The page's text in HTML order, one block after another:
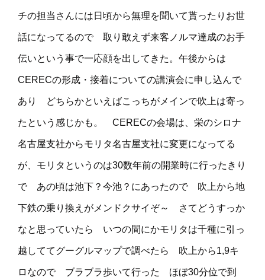
チの担当さんには日頃から無理を聞いて貰ったりお世
話になってるので 取り敢えず来客ノルマ達成のお手
伝いという事で一応顔を出してきた。午後からは
CERECの形成・接着についての講演会に申し込んで
あり どちらかといえばこっちがメインで吹上は寄っ
たという感じかも。 CERECの会場は、栄のシロナ
名古屋支社からモリタ名古屋支社に変更になってる
が、モリタというのは30数年前の開業時に行ったきり
で あの頃は池下？今池？にあったので 吹上から地
下鉄の乗り換えがメンドクサイぞ～ さてどうすっか
なと思っていたら いつの間にかモリタは千種に引っ
越しててグーグルマップで調べたら 吹上から1,9キ
ロなので ブラブラ歩いて行った ほぼ30分位で到